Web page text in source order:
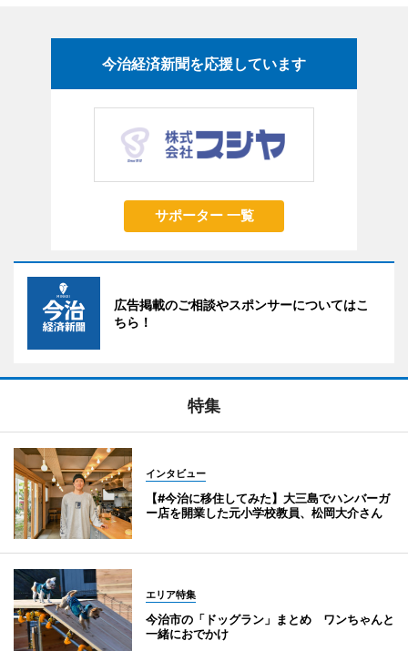
今治経済新聞を応援しています
サポーター 一覧
広告掲載のご相談やスポンサーについてはこ
ちら！
特集
インタビュー
【#今治に移住してみた】大三島でハンバーガ
ー店を開業した元小学校教員、松岡大介さん
エリア特集
今治市の「ドッグラン」まとめ ワンちゃんと
一緒におでかけ